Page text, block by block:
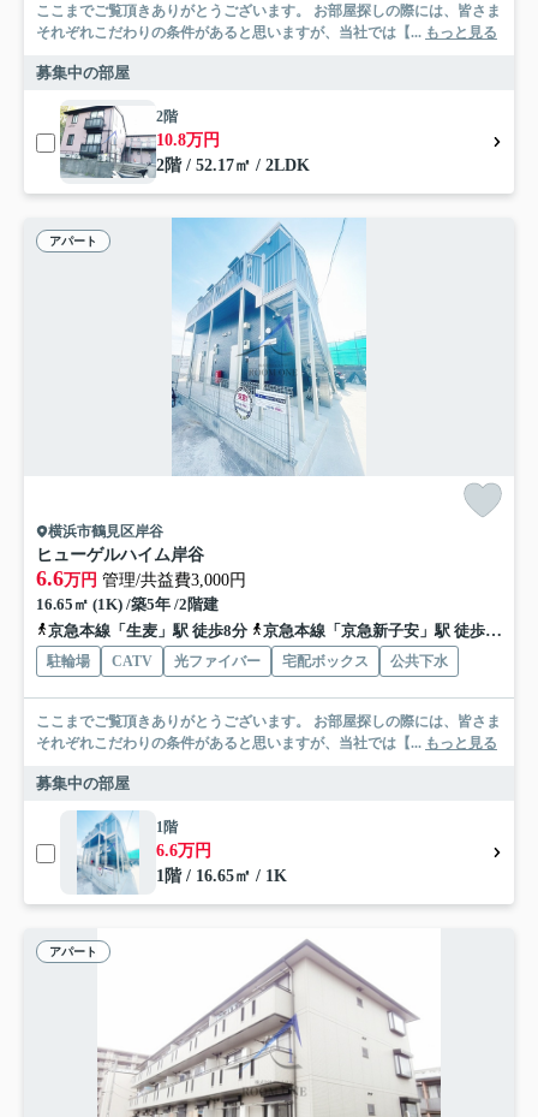
ここまでご覧頂きありがとうございます。 お部屋探しの際には、皆さま
それぞれこだわりの条件があると思いますが、当社では【... もっと見る
募集中の部屋
2階
10.8万円
2階 / 52.17㎡ / 2LDK
アパート
横浜市鶴見区岸谷
ヒューゲルハイム岸谷
6.6万円 管理/共益費3,000円
16.65㎡ (1K) /築5年 /2階建
京急本線「生麦」駅 徒歩8分
京急本線「京急新子安」駅 徒歩20分
駐輪場 CATV 光ファイバー 宅配ボックス 公共下水
ここまでご覧頂きありがとうございます。 お部屋探しの際には、皆さま
それぞれこだわりの条件があると思いますが、当社では【... もっと見る
募集中の部屋
1階
6.6万円
1階 / 16.65㎡ / 1K
アパート